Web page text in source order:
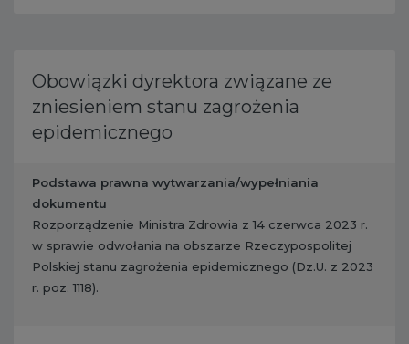
Obowiązki dyrektora związane ze
zniesieniem stanu zagrożenia
epidemicznego
Podstawa prawna wytwarzania/wypełniania
dokumentu
Rozporządzenie Ministra Zdrowia z 14 czerwca 2023 r.
w sprawie odwołania na obszarze Rzeczypospolitej
Polskiej stanu zagrożenia epidemicznego (Dz.U. z 2023
r. poz. 1118).